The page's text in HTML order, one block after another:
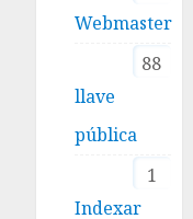
Webmaster
88
llave
pública
1
Indexar